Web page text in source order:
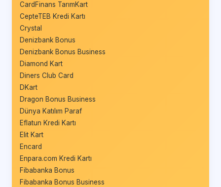
CardFinans TarımKart
CepteTEB Kredi Kartı
Crystal
Denizbank Bonus
Denizbank Bonus Business
Diamond Kart
Diners Club Card
DKart
Dragon Bonus Business
Dünya Katılım Paraf
Eflatun Kredi Kartı
Elit Kart
Encard
Enpara.com Kredi Kartı
Fibabanka Bonus
Fibabanka Bonus Business